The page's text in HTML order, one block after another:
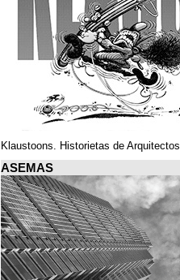
Klaustoons. Historietas de Arquitectos
ASEMAS